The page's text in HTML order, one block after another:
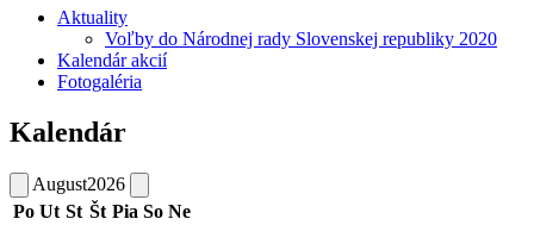
Aktuality
Voľby do Národnej rady Slovenskej republiky 2020
Kalendár akcií
Fotogaléria
Kalendár
August2026
Po Ut St Št Pia So Ne